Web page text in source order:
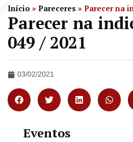
Início » Pareceres » Parecer na
Parecer na
049 / 2021
03/02/2021
Eventos